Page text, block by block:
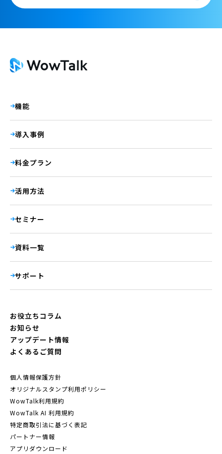
機能
導入事例
料金プラン
活用方法
セミナー
資料一覧
サポート
お役立ちコラム
お知らせ
アップデート情報
よくあるご質問
個人情報保護方針
オリジナルスタンプ利用ポリシー
WowTalk利用規約
WowTalk AI 利用規約
特定商取引法に基づく表記
パートナー情報
アプリダウンロード